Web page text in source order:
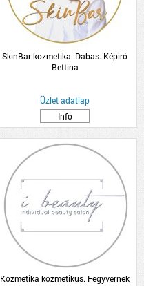
SkinBar kozmetika. Dabas. Képiró
Bettina
Üzlet adatlap
Info
Kozmetika kozmetikus. Fegyvernek